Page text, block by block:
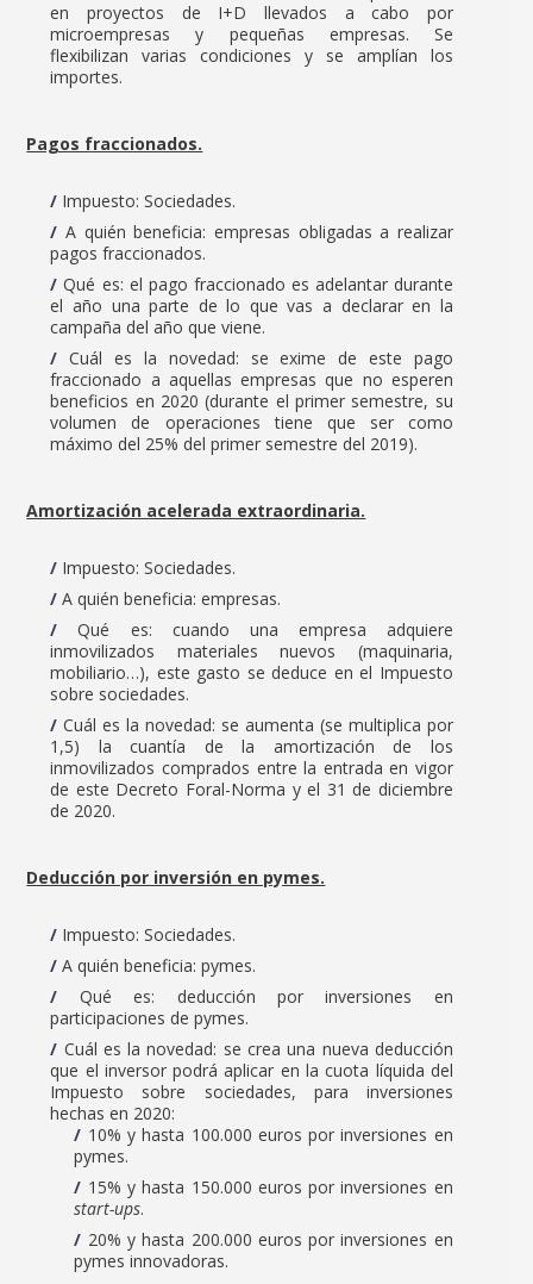
en proyectos de I+D llevados a cabo por
microempresas y pequeñas empresas. Se
flexibilizan varias condiciones y se amplían los
importes.
Pagos fraccionados.
Impuesto: Sociedades.
A quién beneficia: empresas obligadas a realizar
pagos fraccionados.
Qué es: el pago fraccionado es adelantar durante
el año una parte de lo que vas a declarar en la
campaña del año que viene.
Cuál es la novedad: se exime de este pago
fraccionado a aquellas empresas que no esperen
beneficios en 2020 (durante el primer semestre, su
volumen de operaciones tiene que ser como
máximo del 25% del primer semestre del 2019).
Amortización acelerada extraordinaria.
Impuesto: Sociedades.
A quién beneficia: empresas.
Qué es: cuando una empresa adquiere
inmovilizados materiales nuevos (maquinaria,
mobiliario…), este gasto se deduce en el Impuesto
sobre sociedades.
Cuál es la novedad: se aumenta (se multiplica por
1,5) la cuantía de la amortización de los
inmovilizados comprados entre la entrada en vigor
de este Decreto Foral-Norma y el 31 de diciembre
de 2020.
Deducción por inversión en pymes.
Impuesto: Sociedades.
A quién beneficia: pymes.
Qué es: deducción por inversiones en
participaciones de pymes.
Cuál es la novedad: se crea una nueva deducción
que el inversor podrá aplicar en la cuota líquida del
Impuesto sobre sociedades, para inversiones
hechas en 2020:
10% y hasta 100.000 euros por inversiones en
pymes.
15% y hasta 150.000 euros por inversiones en
start-ups.
20% y hasta 200.000 euros por inversiones en
pymes innovadoras.